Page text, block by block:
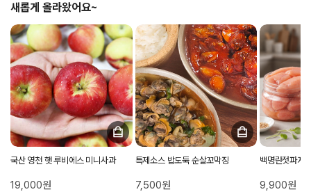
새롭게 올라왔어요~
국산 영천 햇 루비에스 미니사과
19,000원
특제소스 밥도둑 순살꼬막징
7,500원
백명란젓파지
9,900원